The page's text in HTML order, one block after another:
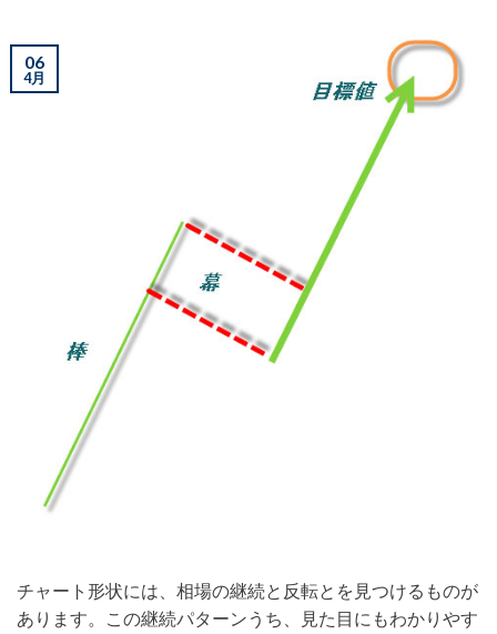
06
4月
チャート形状には、相場の継続と反転とを見つけるものが
あります。この継続パターンうち、見た目にもわかりやす